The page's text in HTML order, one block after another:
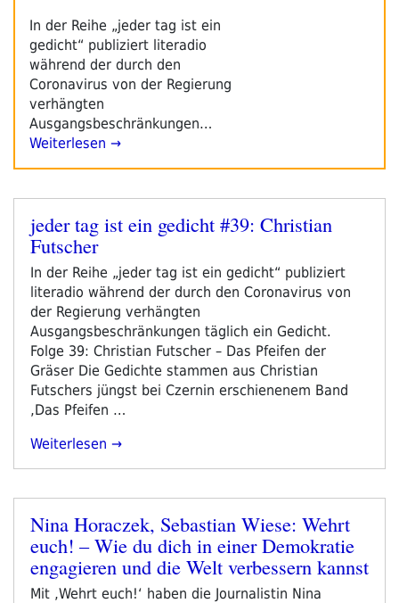
In der Reihe „jeder tag ist ein
gedicht“ publiziert literadio
während der durch den
Coronavirus von der Regierung
verhängten
Ausgangsbeschränkungen…
Weiterlesen →
Veröffentlicht
am
jeder tag ist ein gedicht #39: Christian
Futscher
In der Reihe „jeder tag ist ein gedicht“ publiziert
literadio während der durch den Coronavirus von
der Regierung verhängten
Ausgangsbeschränkungen täglich ein Gedicht.
Folge 39: Christian Futscher – Das Pfeifen der
Gräser Die Gedichte stammen aus Christian
Futschers jüngst bei Czernin erschienenem Band
‚Das Pfeifen …
„jeder
Ein
Gedicht
#39:
Christian
Futscher“
Weiterlesen
Veröffentlicht
am
Nina Horaczek, Sebastian Wiese: Wehrt
euch! – Wie du dich in einer Demokratie
engagieren und die Welt verbessern kannst
Mit ‚Wehrt euch!‘ haben die Journalistin Nina